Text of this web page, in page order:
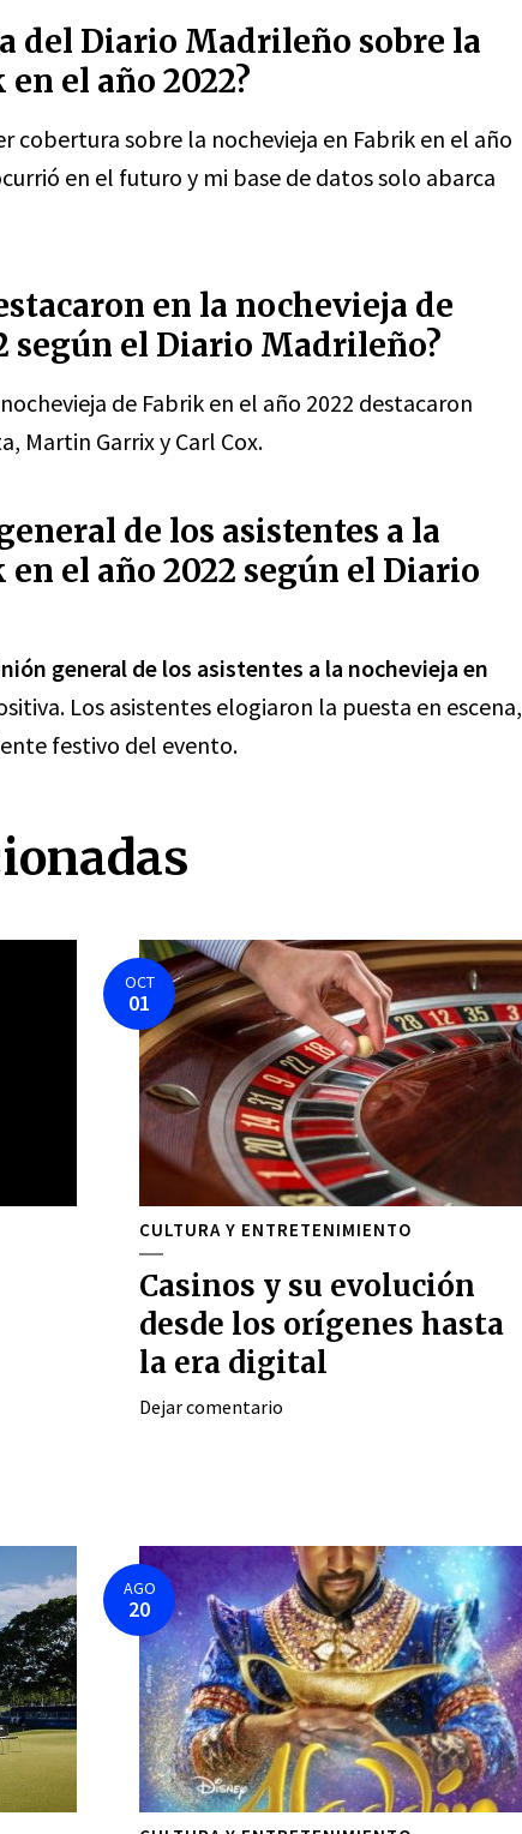
del Diario Madrileño sobre la
el año 2022?
cobertura sobre la nochevieja en Fabrik en el año
en el futuro y mi base de datos solo abarca
en la nochevieja de
según el Diario Madrileño?
de Fabrik en el año 2022 destacaron
Martin Garrix y Carl Cox.
de los asistentes a la
el año 2022 según el Diario
general de los asistentes a la nochevieja en
Los asistentes elogiaron la puesta en escena,
festivo del evento.
OCT
01
CULTURA Y ENTRETENIMIENTO
Casinos y su evolución
desde los orígenes hasta
la era digital
Dejar comentario
AGO
20